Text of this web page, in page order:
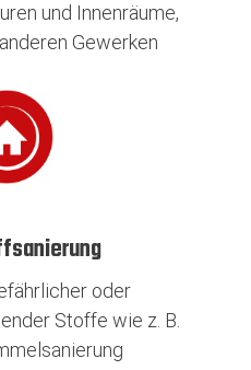
und Innenräume,
Gewerken
oder
Stoffe wie z. B.